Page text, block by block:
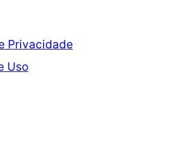
Privacidade
Uso